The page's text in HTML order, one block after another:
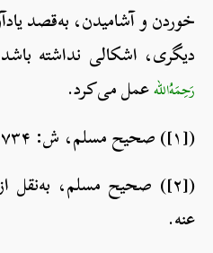
خوردن و آشامیدن، به‌قصد
دیگری، اشکالی نداشته
رَحِمَهُ‌اللهعمل می‌کرد.
([۱]) صحیح مسلم، ش: ۲۷۳۴
([۲]) صحیح مسلم، به‌نقل
عنه.